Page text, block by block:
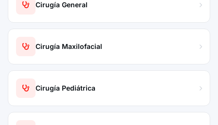
Cirugía General
Cirugía Maxilofacial
Cirugía Pediátrica